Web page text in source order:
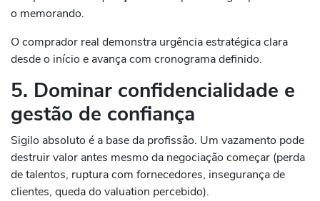
o memorando.
O comprador real demonstra urgência estratégica clara
desde o início e avança com cronograma definido.
5. Dominar confidencialidade e
gestão de confiança
Sigilo absoluto é a base da profissão. Um vazamento pode
destruir valor antes mesmo da negociação começar (perda
de talentos, ruptura com fornecedores, insegurança de
clientes, queda do valuation percebido).